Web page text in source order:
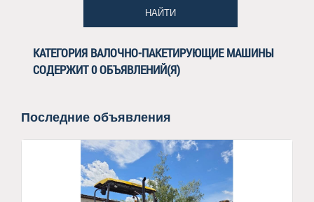
НАЙТИ
КАТЕГОРИЯ ВАЛОЧНО-ПАКЕТИРУЮЩИЕ МАШИНЫ
СОДЕРЖИТ 0 ОБЪЯВЛЕНИЙ(Я)
Последние объявления